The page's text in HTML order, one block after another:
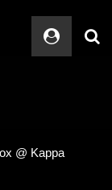
@ Kappa